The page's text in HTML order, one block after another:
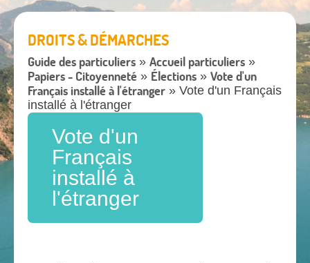
DROITS & DÉMARCHES
Guide des particuliers » Accueil particuliers »
Papiers - Citoyenneté » Élections » Vote d'un
Français installé à l'étranger » Vote d'un Français
installé à l'étranger
Vote d'un
Français
installé à
l'étranger